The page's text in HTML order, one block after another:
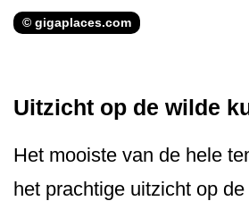
© gigaplaces.com
Uitzicht op de wilde
Het mooiste van de hele
het prachtige uitzicht op